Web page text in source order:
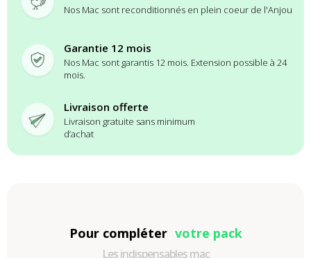
Nos Mac sont reconditionnés en plein coeur de l'Anjou
Garantie 12 mois
Nos Mac sont garantis 12 mois. Extension possible à 24
mois.
Livraison offerte
Livraison gratuite sans minimum
d’achat
Pour compléter votre pack
Les indispensables mac